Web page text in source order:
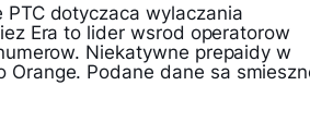
dotyczaca wylaczania
Era to lider wsrod operatorow
Niekatywne prepaidy w
Podane dane sa